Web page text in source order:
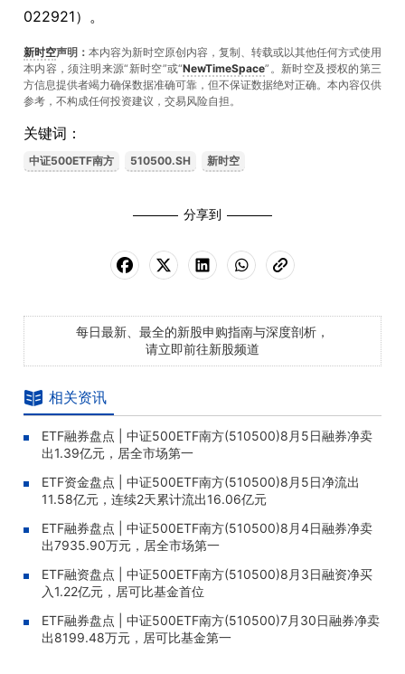
022921）。
新时空声明： 本内容为新时空原创内容，复制、转载或以其他任何方式使用
本内容，须注明来源“新时空”或“NewTimeSpace”。新时空及授权的第三
方信息提供者竭力确保数据准确可靠，但不保证数据绝对正确。本內容仅供
参考，不构成任何投资建议，交易风险自担。
关键词：
中证500ETF南方 510500.SH 新时空
分享到
每日最新、最全的新股申购指南与深度剖析，
请立即前往新股频道
相关资讯
ETF融券盘点 | 中证500ETF南方(510500)8月5日融券净卖
出1.39亿元，居全市场第一
ETF资金盘点 | 中证500ETF南方(510500)8月5日净流出
11.58亿元，连续2天累计流出16.06亿元
ETF融券盘点 | 中证500ETF南方(510500)8月4日融券净卖
出7935.90万元，居全市场第一
ETF融资盘点 | 中证500ETF南方(510500)8月3日融资净买
入1.22亿元，居可比基金首位
ETF融券盘点 | 中证500ETF南方(510500)7月30日融券净卖
出8199.48万元，居可比基金第一